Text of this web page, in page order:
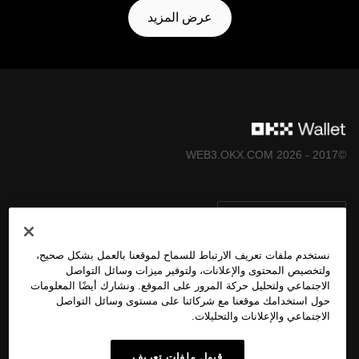
عرض المزيد
©2017 - 2026 WEB3.OKX.COM
المزيد عن OKX Web3
نستخدم ملفات تعريف الارتباط للسماح لموقعنا بالعمل بشكل صحيح،
ولتخصيص المحتوى والإعلانات، ولتوفير ميزات وسائل التواصل
الاجتماعي ولتحليل حركة المرور على الموقع. ونشارك أيضًا المعلومات
حول استخدامك موقعنا مع شركائنا على مستوى وسائل التواصل
الاجتماعي والإعلانات والتحليلات.